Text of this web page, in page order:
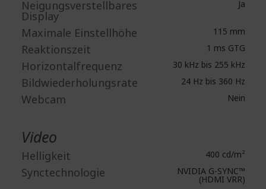
Neigungsverstellbares
Display
Ja
Maximale Einstellhöhe 115 mm
Reaktionszeit 1 ms GTG
Horizontalfrequenz 30 kHz bis 255 kHz
Bildwiederholungsrate 24 Hz bis 360 Hz
Webcam Nein
Video
Helligkeit 400 cd/m²
Synctechnologie NVIDIA G-SYNC™
(HDMI VRR)